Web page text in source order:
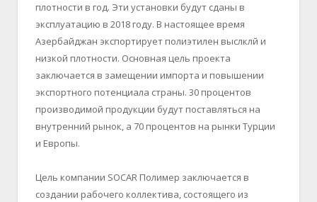
плотности в год. Эти установки будут сданы в
эксплуатацию в 2018 году. В настоящее время
Азербайджан экспортирует полиэтилен выслклй и
низкой плотности. Основная цель проекта
заключается в замещении импорта и повышении
экспортного потенциала страны. 30 процентов
производимой продукции будут поставляться на
внутренний рынок, а 70 процентов на рынки Турции
и Европы.
Цель компании SOCAR Полимер заключается в
создании рабочего коллектива, состоящего из